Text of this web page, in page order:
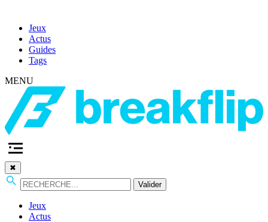
Jeux
Actus
Guides
Tags
MENU
✖
Valider
Jeux
Actus